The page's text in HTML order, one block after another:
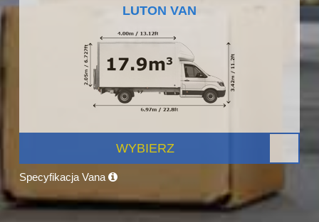
LUTON VAN
WYBIERZ
Specyfikacja Vana